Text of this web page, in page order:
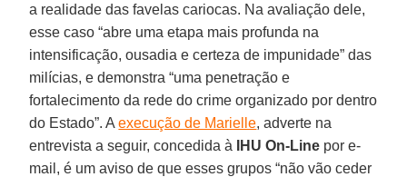
a realidade das favelas cariocas. Na avaliação dele,
esse caso “abre uma etapa mais profunda na
intensificação, ousadia e certeza de impunidade” das
milícias, e demonstra “uma penetração e
fortalecimento da rede do crime organizado por dentro
do Estado”. Aexecução de Marielle, adverte na
entrevista a seguir, concedida à
IHU On-Line por e-
mail, é um aviso de que esses grupos “não vão ceder